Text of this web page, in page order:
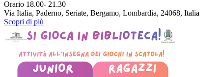
Orario 18.00- 21.30
Via Italia, Paderno, Seriate, Bergamo, Lombardia, 24068, Italia
Scopri di più